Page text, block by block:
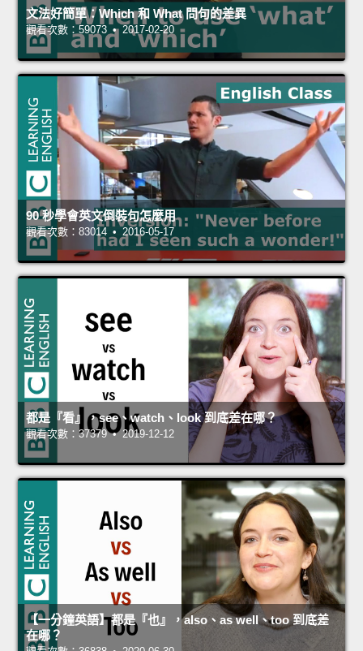
文法好簡單：Which 和 What 問句的差異
觀看次數：59073 • 2017-02-20
90 秒學會英文倒裝句怎麼用
觀看次數：83014 • 2016-05-17
都是『看』，see、watch、look 到底差在哪？
觀看次數：37379 • 2019-12-12
【一分鐘英語】都是『也』，also、as well、too 到底差
在哪？